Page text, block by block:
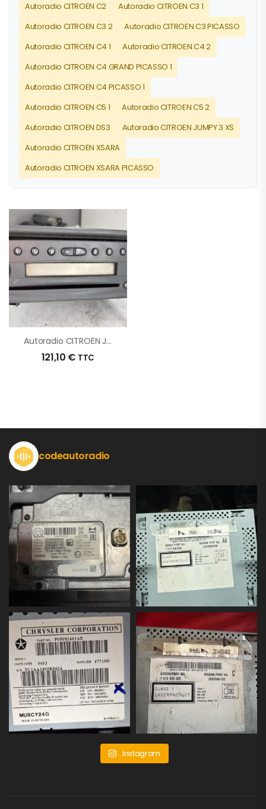
Autoradio CITROEN C2
Autoradio CITROEN C3 1
Autoradio CITROEN C3 2
Autoradio CITROEN C3 PICASSO
Autoradio CITROEN C4 1
Autoradio CITROEN C4 2
Autoradio CITROEN C4 GRAND PICASSO 1
Autoradio CITROEN C4 PICASSO 1
Autoradio CITROEN C5 1
Autoradio CITROEN C5 2
Autoradio CITROEN DS3
Autoradio CITROEN JUMPY 3 XS
Autoradio CITROEN XSARA
Autoradio CITROEN XSARA PICASSO
Autoradio CITROEN JUMPER 3 PHASE 1 D’origine – 2011 – Occasion
121,10 € TTC
codeautoradio
Instagram